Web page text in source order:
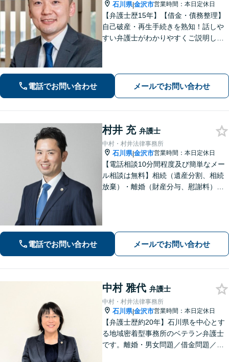
石川県|金沢市営業時間：本日定休日
【弁護士歴15年】【借金・債務整理】
自己破産・再生手続きを熟知！話しや
すい弁護士がわかりやすくご説明しま
電話でお問い合わせ メールでお問い合わせ
村井 充 弁護士
中村・村井法律事務所
石川県|金沢市営業時間：本日定休日
【電話相談10分間程度及び簡単なメー
ル相談は無料】相続（遺産分割、相続
放棄）・離婚（財産分与、慰謝料）・
やすい言葉での説明を心がけていま
電話でお問い合わせ メールでお問い合わせ
中村 雅代 弁護士
中村・村井法律事務所
石川県|金沢市営業時間：本日定休日
【弁護士歴約20年】石川県を中心とす
る地域密着型事務所のベテラン弁護士
です。離婚・男女問題／借金問題／刑